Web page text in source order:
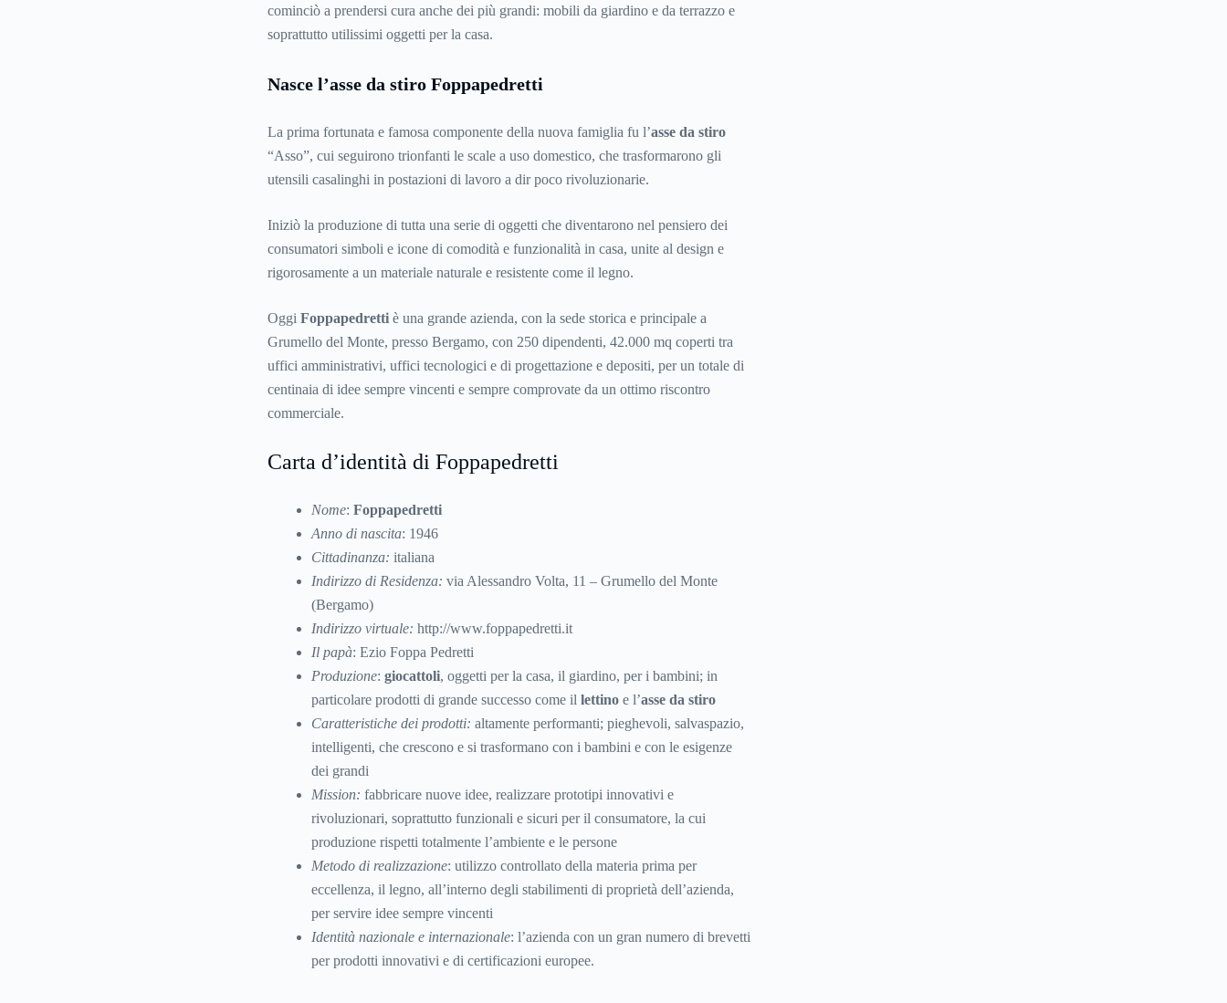
cominciò a prendersi cura anche dei più grandi: mobili da giardino e da terrazzo e
soprattutto utilissimi oggetti per la casa.
Nasce l’asse da stiro Foppapedretti
La prima fortunata e famosa componente della nuova famiglia fu l’asse da stiro
“Asso”, cui seguirono trionfanti le scale a uso domestico, che trasformarono gli
utensili casalinghi in postazioni di lavoro a dir poco rivoluzionarie.
Iniziò la produzione di tutta una serie di oggetti che diventarono nel pensiero dei
consumatori simboli e icone di comodità e funzionalità in casa, unite al design e
rigorosamente a un materiale naturale e resistente come il legno.
Oggi Foppapedrettiè una grande azienda, con la sede storica e principale a
Grumello del Monte, presso Bergamo, con 250 dipendenti, 42.000 mq coperti tra
uffici amministrativi, uffici tecnologici e di progettazione e depositi, per un totale di
centinaia di idee sempre vincenti e sempre comprovate da un ottimo riscontro
commerciale.
Carta d’identità di Foppapedretti
Nome: Foppapedretti
Anno di nascita: 1946
Cittadinanza: italiana
Indirizzo di Residenza: via Alessandro Volta, 11 – Grumello del Monte
(Bergamo)
Indirizzo virtuale: http://www.foppapedretti.it
Il papà: Ezio Foppa Pedretti
Produzione: giocattoli, oggetti per la casa, il giardino, per i bambini; in
particolare prodotti di grande successo come il lettinoe l’asse da stiro
Caratteristiche dei prodotti: altamente performanti; pieghevoli, salvaspazio,
intelligenti, che crescono e si trasformano con i bambini e con le esigenze
dei grandi
Mission: fabbricare nuove idee, realizzare prototipi innovativi e
rivoluzionari, soprattutto funzionali e sicuri per il consumatore, la cui
produzione rispetti totalmente l’ambiente e le persone
Metodo di realizzazione: utilizzo controllato della materia prima per
eccellenza, il legno, all’interno degli stabilimenti di proprietà dell’azienda,
per servire idee sempre vincenti
Identità nazionale e internazionale: l’azienda con un gran numero di brevetti
per prodotti innovativi e di certificazioni europee.